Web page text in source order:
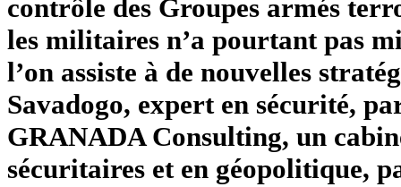
contrôle des Groupes armés
les militaires n’a pourtant pas
l’on assiste à de nouvelles
Savadogo, expert en sécurité,
GRANADA Consulting, un
sécuritaires et en géopolitique,